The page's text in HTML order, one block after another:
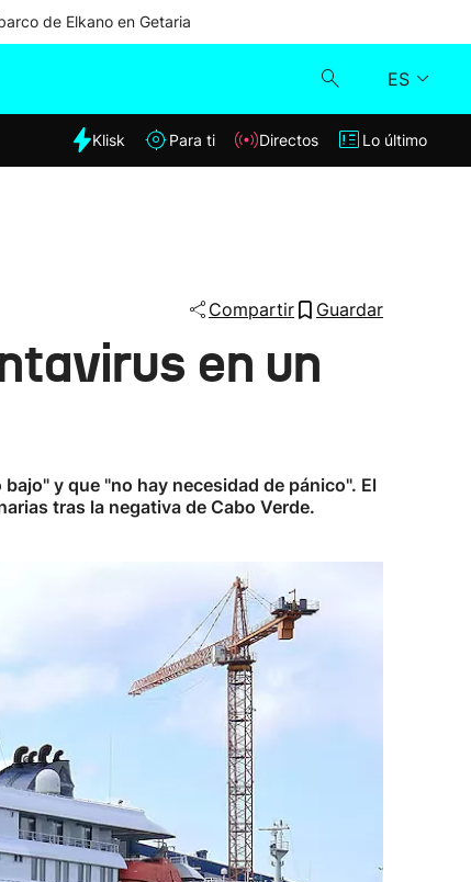
de Elkano en Getaria
ES
Klisk
Klisk Para ti Directos Lo último
Compartir Guardar
en un
y que "no hay necesidad de pánico". El
tras la negativa de Cabo Verde.